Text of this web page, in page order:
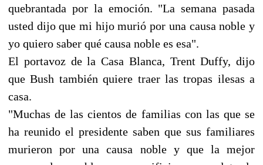
quebrantada por la emoción. "La semana pasada
usted dijo que mi hijo murió por una causa noble y
yo quiero saber qué causa noble es esa".
El portavoz de la Casa Blanca, Trent Duffy, dijo
que Bush también quiere traer las tropas ilesas a
casa.
"Muchas de las cientos de familias con las que se
ha reunido el presidente saben que sus familiares
murieron por una causa noble y que la mejor